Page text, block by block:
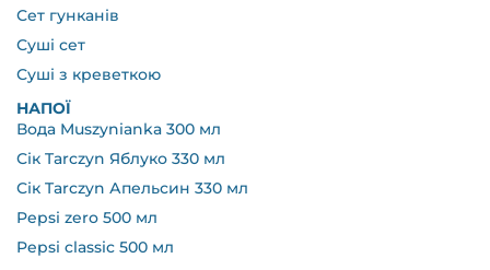
Сет гунканів
Суші сет
Суші з креветкою
НАПОЇ
Вода Muszynianka 300 мл
Сік Tarczyn Яблуко 330 мл
Сік Tarczyn Апельсин 330 мл
Pepsi zero 500 мл
Pepsi classic 500 мл